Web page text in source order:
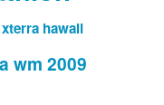
xterra hawaii
wm 2009